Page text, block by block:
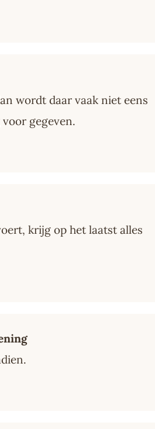
wordt daar vaak niet eens
gegeven.
krijg op het laatst alles